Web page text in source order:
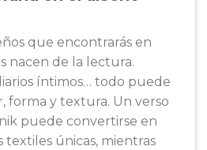
que encontrarás en
nacen de la lectura.
íntimos… todo puede
forma y textura. Un verso
puede convertirse en
textiles únicas, mientras